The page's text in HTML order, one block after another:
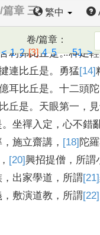
篇章 三 繁中
卷/篇章：
< 1 2 [3] 4 5...51 >
一比丘， 威容端正 ，
所謂馬師比丘是
利弗比丘是。神足
連比丘是。 勇猛[14]
耳比丘是。十二頭陀
比丘是。 天眼第一 ，
。坐禪入定 ，心不錯
，施立齋講 ， [18]陀羅
， [20]興招提僧 ， 所謂
， 出家學道 ， 所謂[21]
， 敷演道教 ， 所謂[22]